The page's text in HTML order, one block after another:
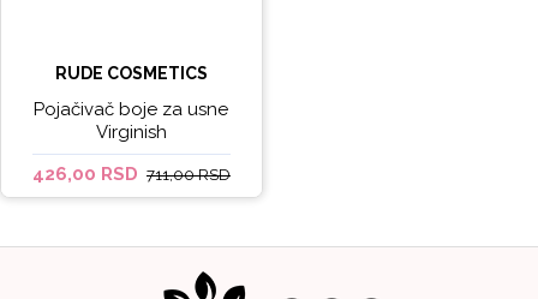
RUDE COSMETICS
Pojačivač boje za usne
Virginish
426,00 RSD 711,00 RSD